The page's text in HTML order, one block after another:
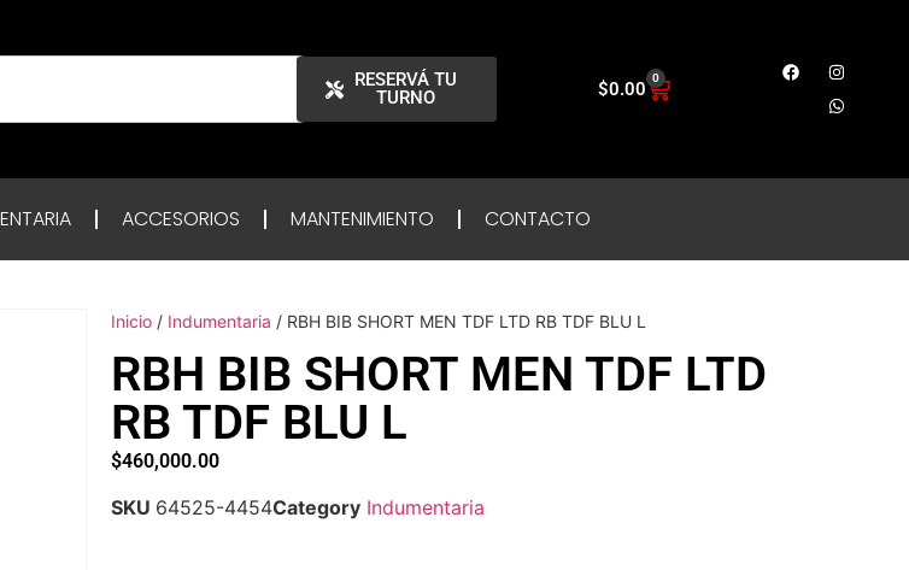
RESERVÁ TU
TURNO
$0.00 0
ACCESORIOS MANTENIMIENTO CONTACTO
Inicio / Indumentaria / RBH BIB SHORT MEN TDF LTD RB TDF BLU L
RBH BIB SHORT MEN TDF LTD
RB TDF BLU L
$460,000.00
SKU 64525-4454Category Indumentaria